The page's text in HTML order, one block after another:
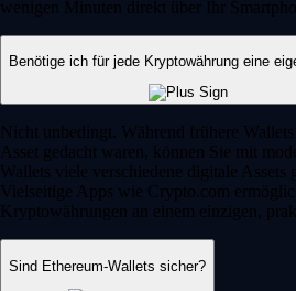
wenigen Minuten direkt über Ihr
Benötige ich für jede Kryptowährung eine
Nicht unbedingt. Während frühere
Asset gedacht waren, können Sie mit
Wallets viele verschiedene digitale Assets
Vielseitige Apps wie Crypto.com
Kryptowährungen an einem einzigen,
Sind Ethereum-Wallets sicher?